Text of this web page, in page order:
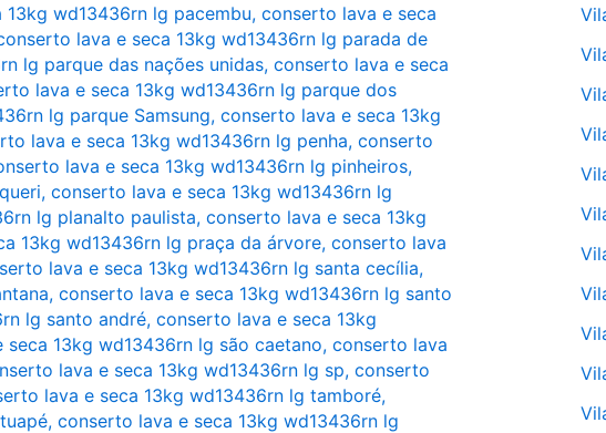
wd13436rn lg pacembu, conserto lava e seca
lava e seca 13kg wd13436rn lg parada de
lg parque das nações unidas, conserto lava e seca
lava e seca 13kg wd13436rn lg parque dos
lg parque Samsung, conserto lava e seca 13kg
lava e seca 13kg wd13436rn lg penha, conserto
lava e seca 13kg wd13436rn lg pinheiros,
, conserto lava e seca 13kg wd13436rn lg
lg planalto paulista, conserto lava e seca 13kg
13kg wd13436rn lg praça da árvore, conserto lava
lava e seca 13kg wd13436rn lg santa cecília,
, conserto lava e seca 13kg wd13436rn lg santo
lg santo andré, conserto lava e seca 13kg
13kg wd13436rn lg são caetano, conserto lava
lava e seca 13kg wd13436rn lg sp, conserto
lava e seca 13kg wd13436rn lg tamboré,
, conserto lava e seca 13kg wd13436rn lg